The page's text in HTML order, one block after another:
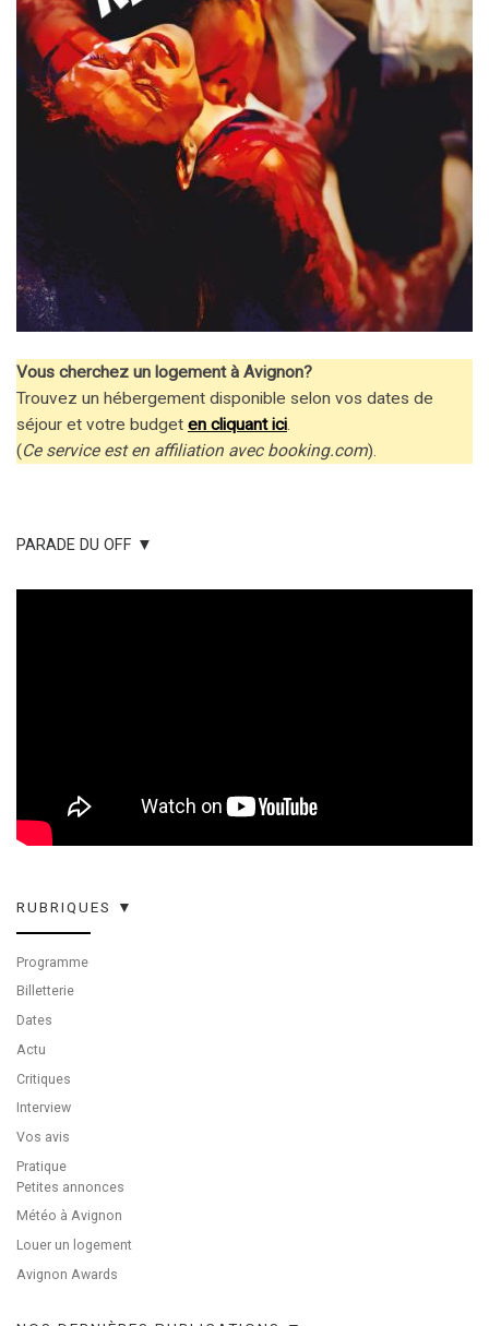
Vous cherchez un logement à Avignon?
Trouvez un hébergement disponible selon vos dates de
séjour et votre budget en cliquant ici
(Ce service est en affiliation avec booking.com).
PARADE DU OFF ▼
RUBRIQUES ▼
Programme
Billetterie
Dates
Actu
Critiques
Interview
Vos avis
Pratique
Petites annonces
Météo à Avignon
Louer un logement
Avignon Awards